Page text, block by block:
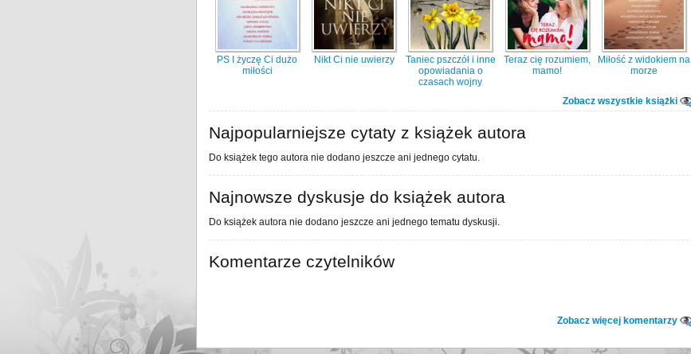
PS I życzę Ci dużo
miłości
Nikt Ci nie uwierzy
Taniec pszczół i inne
opowiadania o
czasach wojny
Teraz cię rozumiem,
mamo!
Miłość z widokiem na
morze
Zobacz wszystkie książki
Najpopularniejsze cytaty z książek autora
Do książek tego autora nie dodano jeszcze ani jednego cytatu.
Najnowsze dyskusje do książek autora
Do książek autora nie dodano jeszcze ani jednego tematu dyskusji.
Komentarze czytelników
Zobacz więcej komentarzy